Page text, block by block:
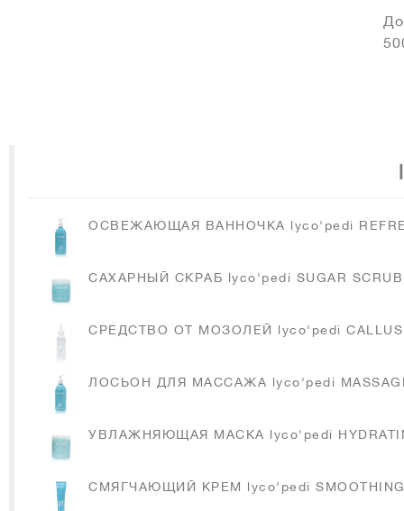
ОСВЕЖАЮЩАЯ ВАННОЧКА lyco'pedi
САХАРНЫЙ СКРАБ lyco'pedi SUGAR SCRUB
СРЕДСТВО ОТ МОЗОЛЕЙ lyco'pedi CALLUS
ЛОСЬОН ДЛЯ МАССАЖА lyco'pedi
УВЛАЖНЯЮЩАЯ МАСКА lyco'pedi
СМЯГЧАЮЩИЙ КРЕМ lyco'pedi SMOOTHING